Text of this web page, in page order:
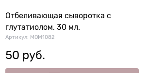
Отбеливающая сыворотка с
глутатиолом, 30 мл.
Артикул: MOM1082
50 руб.